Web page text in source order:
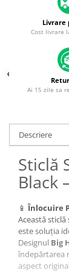
Piese &
iPhone 16
iPhone 17 Pro
iPhone 15
iPhone 15 Pro
iPhone 15
iPhone 15
iPhone 14
iPhone 14 Pro
iPhone 14
iPhone 14
Livrare
Cost livrare
Ai 15 zile sa
Descriere
Sticlă
Black
📱Înlocuire
Această
este soluția
Designul Big
îndepărtarea
aspect